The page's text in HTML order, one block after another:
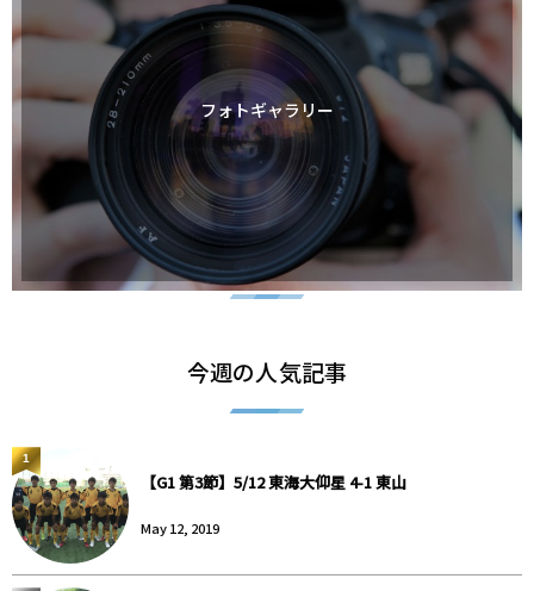
フォトギャラリー
今週の人気記事
【G1 第3節】5/12 東海大仰星 4-1 東山
May 12, 2019
1